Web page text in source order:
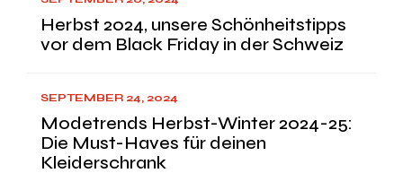
Herbst 2024, unsere Schönheitstipps
vor dem Black Friday in der Schweiz
SEPTEMBER 24, 2024
Modetrends Herbst-Winter 2024-25:
Die Must-Haves für deinen
Kleiderschrank